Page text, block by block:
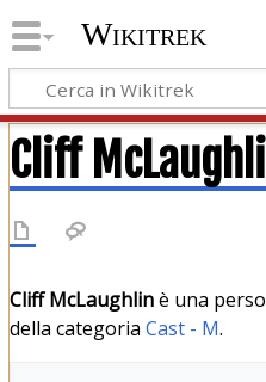
Wikitrek
Cliff
Cliff McLaughlinè una
della categoria Cast - M.